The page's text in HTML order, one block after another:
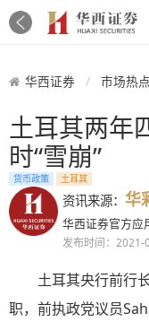
华西证券 市场热点
土耳其两年
时“雪崩”
货币政策 土耳其
资讯来源： 华
华西证券官方应
发布时间：2021-
土耳其央行前行
职，前执政党议员